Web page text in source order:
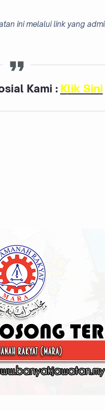
ini melalui link yang
Kami : Klik Sini